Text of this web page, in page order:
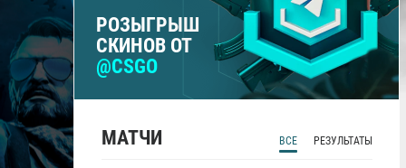
РОЗЫГРЫШ
СКИНОВ ОТ
@CSGO
МАТЧИ ВСЕ РЕЗУЛЬТАТЫ